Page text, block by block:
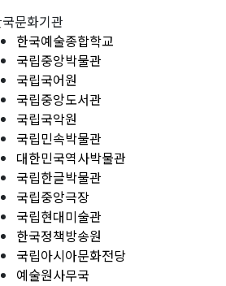
문화기관
한국예술종합학교
국립중앙박물관
국립국어원
국립중앙도서관
국립국악원
국립민속박물관
대한민국역사박물관
국립한글박물관
국립중앙극장
국립현대미술관
한국정책방송원
국립아시아문화전당
예술원사무국